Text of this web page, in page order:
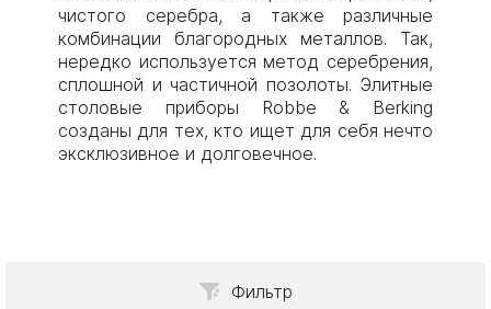
чистого серебра, а также различные
комбинации благородных металлов. Так,
нередко используется метод серебрения,
сплошной и частичной позолоты. Элитные
столовые приборы Robbe & Berking
созданы для тех, кто ищет для себя нечто
эксклюзивное и долговечное.
Фильтр